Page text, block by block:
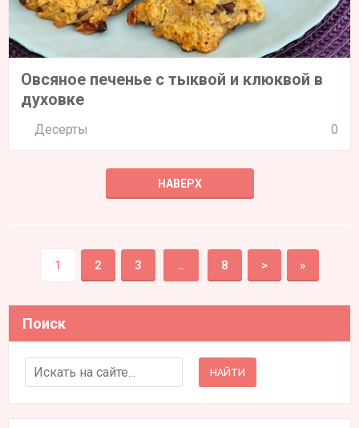
Овсяное печенье с тыквой и клюквой в
духовке
Десерты 0
НАВЕРХ
1 2 3 … 8 > »
Поиск
Search for: